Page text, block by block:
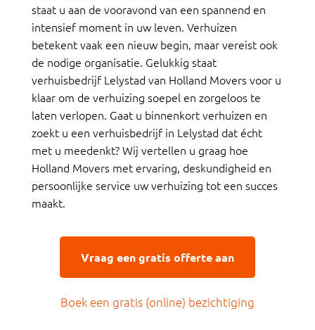
staat u aan de vooravond van een spannend en
intensief moment in uw leven. Verhuizen
betekent vaak een nieuw begin, maar vereist ook
de nodige organisatie. Gelukkig staat
verhuisbedrijf Lelystad van Holland Movers voor u
klaar om de verhuizing soepel en zorgeloos te
laten verlopen. Gaat u binnenkort verhuizen en
zoekt u een verhuisbedrijf in Lelystad dat écht
met u meedenkt? Wij vertellen u graag hoe
Holland Movers met ervaring, deskundigheid en
persoonlijke service uw verhuizing tot een succes
maakt.
Vraag een gratis offerte aan
Boek een gratis (online) bezichtiging